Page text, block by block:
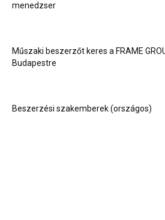
menedzser
Műszaki beszerzőt keres a FRAME
Budapestre
Beszerzési szakemberek (országos)